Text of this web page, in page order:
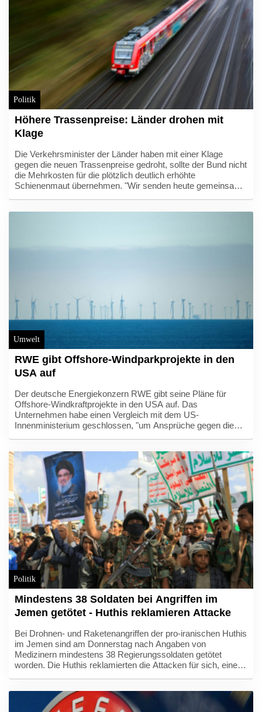
Politik
Höhere Trassenpreise: Länder drohen mit
Klage
Die Verkehrsminister der Länder haben mit einer Klage
gegen die neuen Trassenpreise gedroht, sollte der Bund nicht
die Mehrkosten für die plötzlich deutlich erhöhte
Schienenmaut übernehmen. "Wir senden heute gemeinsam
Länder bei weiterer Weigerung des Bundes gezwungen zu
Umwelt
RWE gibt Offshore-Windparkprojekte in den
USA auf
Der deutsche Energiekonzern RWE gibt seine Pläne für
Offshore-Windkraftprojekte in den USA auf. Das
Unternehmen habe einen Vergleich mit dem US-
Innenministerium geschlossen, "um Ansprüche gegen die
zurückzugeben", erklärte der Konzern mit Sitz in Essen am
Donnerstag. Für diese Projekte sei "in den USA auf
absehbare Zeit keine Genehmigungsfähigkeit gegeben".
Politik
Mindestens 38 Soldaten bei Angriffen im
Jemen getötet - Huthis reklamieren Attacke
Bei Drohnen- und Raketenangriffen der pro-iranischen Huthis
im Jemen sind am Donnerstag nach Angaben von
Medizinern mindestens 38 Regierungssoldaten getötet
worden. Die Huthis reklamierten die Attacken für sich, einem
Saudi-Arabien.